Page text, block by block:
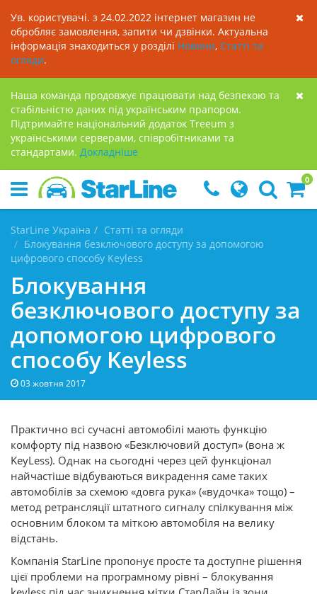
Ув. користувачі. з 24.02.2022 інтернет магазин не
обробляє замовлення, запити чи дзвінки. Актуальна
інформація знаходиться у розділі Новини, Статті та
огляди.
Наша команда продовжує працювати над безпекою та
стабільністю даних під українським прапором.
Підтримайте національний додаток Treeum з
українськими серверами, співробітниками та
стандартами. Докладнiше
0
StarLine Україна
Статті та огляди
Блокування безключового доступу за допомогою
цифрового способу Keyless
Блокування
безключового доступу за
допомогою цифрового
способу Keyless
03 жовтня 2017
Практично всі сучасні автомобілі мають функцію
комфорту під назвою «Безключовий доступ» (вона ж
KeyLess). Однак на сьогодні через цей функціонал
найчастіше відбуваються викрадення саме таких
автомобілів за схемою «довга рука» («вудочка» тощо) –
метод ретрансляції штатного сигналу спілкування між
основним блоком та міткою автомобіля на велику
відстань.
Компанія StarLine пропонує просте та доступне рішення
цієї проблеми на програмному рівні – блокування